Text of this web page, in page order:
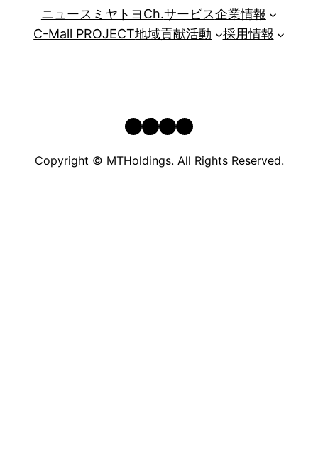
ニュース ミヤトヨCh.サービス企業情報
C-Mall PROJECT地域貢献活動 採用情報
YouTube
TikTok
Instagram
Facebook
Copyright © MTHoldings. All Rights Reserved.